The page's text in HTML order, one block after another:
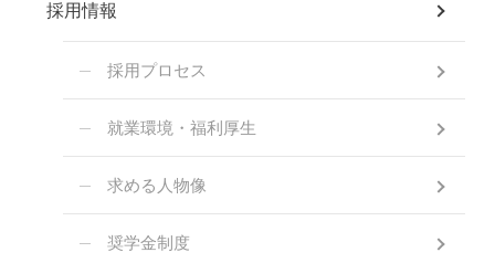
採用情報
採用プロセス
就業環境・福利厚生
求める人物像
奨学金制度